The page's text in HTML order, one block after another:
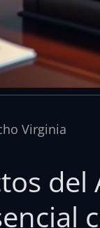
Virginia
del